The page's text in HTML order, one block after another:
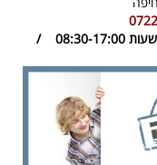
ראשון עד חמישי בין השעות 08:30-17:00 /